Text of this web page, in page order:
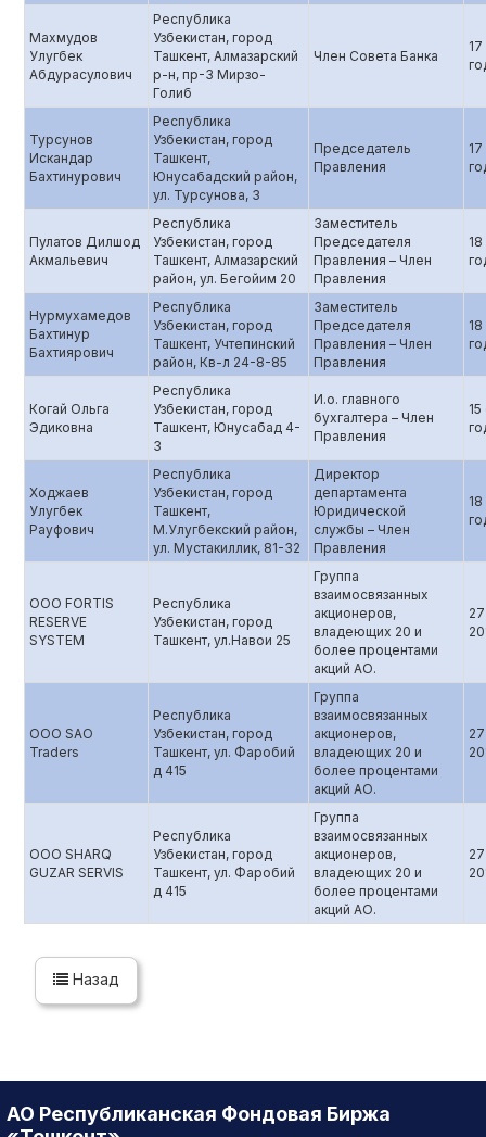
Махмудов
Улугбек
Абдурасулович
Республика
Узбекистан, город
Ташкент, Алмазарский
р-н, пр-3 Мирзо-
Голиб
Член Совета Банка
Турсунов
Искандар
Бахтинурович
Республика
Узбекистан, город
Ташкент,
Юнусабадский район,
ул. Турсунова, 3
Председатель
Правления
Пулатов Дилшод
Акмальевич
Республика
Узбекистан, город
Ташкент, Алмазарский
район, ул. Бегойим 20
Заместитель
Председателя
Правления – Член
Правления
Нурмухамедов
Бахтинур
Бахтиярович
Республика
Узбекистан, город
Ташкент, Учтепинский
район, Кв-л 24-8-85
Заместитель
Председателя
Правления – Член
Правления
Когай Ольга
Эдиковна
Республика
Узбекистан, город
Ташкент, Юнусабад 4-
3
И.о. главного
бухгалтера – Член
Правления
Ходжаев
Улугбек
Рауфович
Республика
Узбекистан, город
Ташкент,
М.Улугбекский район,
ул. Мустакиллик, 81-32
Директор
департамента
Юридической
службы – Член
Правления
ООО FORTIS
RESERVE
SYSTEM
Республика
Узбекистан, город
Ташкент, ул.Навои 25
Группа
взаимосвязанных
акционеров,
владеющих 20 и
более процентами
акций АО.
OOO SAO
Traders
Республика
Узбекистан, город
Ташкент, ул. Фаробий
д 415
Группа
взаимосвязанных
акционеров,
владеющих 20 и
более процентами
акций АО.
OOO SHARQ
GUZAR SERVIS
Республика
Узбекистан, город
Ташкент, ул. Фаробий
д 415
Группа
взаимосвязанных
акционеров,
владеющих 20 и
более процентами
акций АО.
Назад
АО Республиканская Фондовая Биржа